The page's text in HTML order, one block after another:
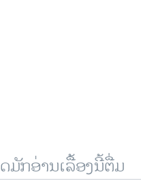
ມັກອ່ານເລື້ອງນີ້ຕື່ມ